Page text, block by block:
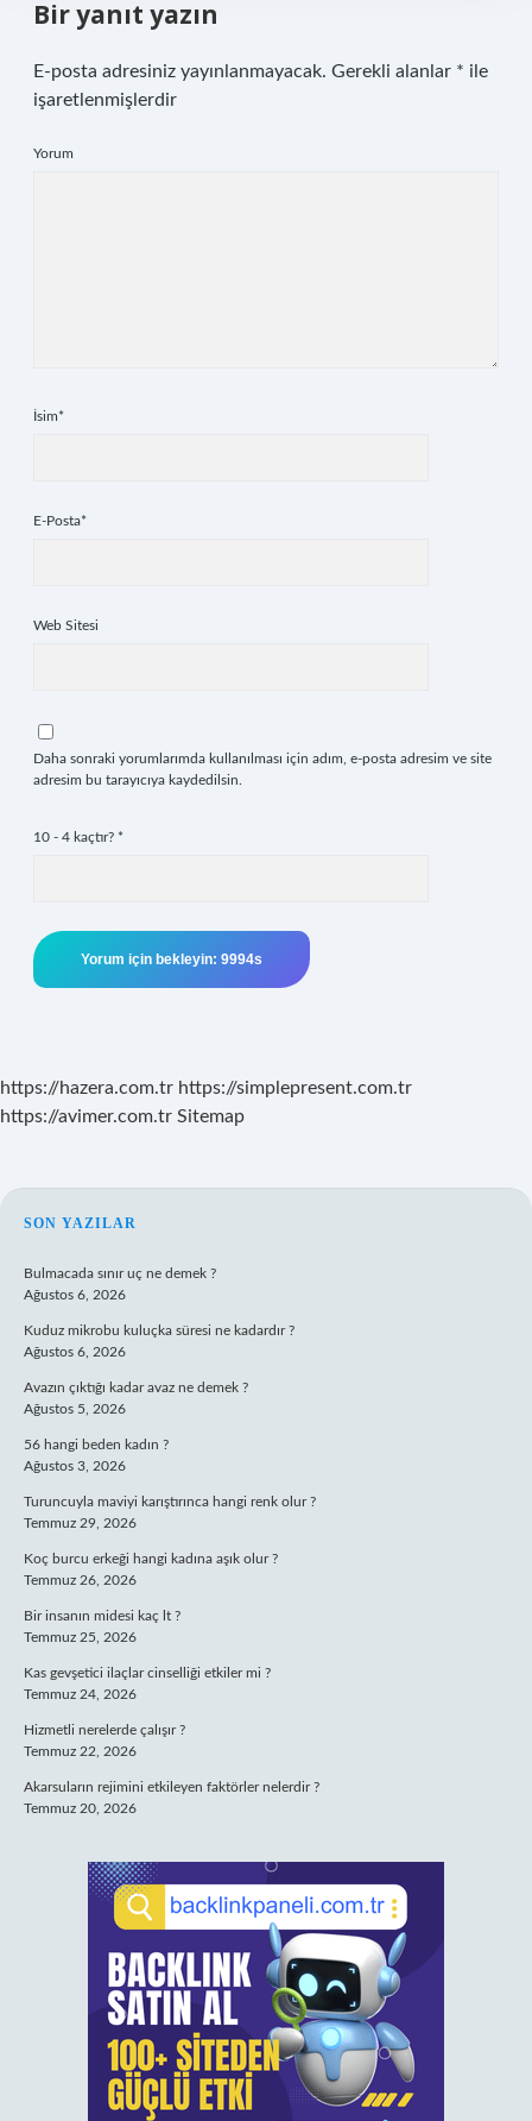
Bir yanıt yazın
E-posta adresiniz yayınlanmayacak. Gerekli alanlar * ile
işaretlenmişlerdir
Yorum
İsim*
E-Posta*
Web Sitesi
Daha sonraki yorumlarımda kullanılması için adım, e-posta adresim ve site
adresim bu tarayıcıya kaydedilsin.
10 - 4 kaçtır? *
https://hazera.com.tr https://simplepresent.com.tr
https://avimer.com.tr Sitemap
SIDEBAR
SON YAZILAR
Bulmacada sınır uç ne demek ?
Ağustos 6, 2026
Kuduz mikrobu kuluçka süresi ne kadardır ?
Ağustos 6, 2026
Avazın çıktığı kadar avaz ne demek ?
Ağustos 5, 2026
56 hangi beden kadın ?
Ağustos 3, 2026
Turuncuyla maviyi karıştırınca hangi renk olur ?
Temmuz 29, 2026
Koç burcu erkeği hangi kadına aşık olur ?
Temmuz 26, 2026
Bir insanın midesi kaç lt ?
Temmuz 25, 2026
Kas gevşetici ilaçlar cinselliği etkiler mi ?
Temmuz 24, 2026
Hizmetli nerelerde çalışır ?
Temmuz 22, 2026
Akarsuların rejimini etkileyen faktörler nelerdir ?
Temmuz 20, 2026